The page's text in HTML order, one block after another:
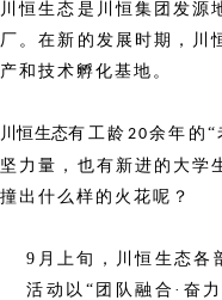
川恒生态是川恒集团发源
厂。在新的发展时期，川
产和技术孵化基地。
川恒生态有工龄 20余年的“
坚力量，也有新进的大学
撞出什么样的火花呢？
9月上旬，川恒生态各
活动以“团队融合·奋